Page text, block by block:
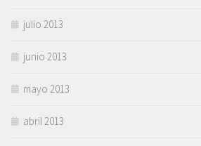
julio 2013
junio 2013
mayo 2013
abril 2013